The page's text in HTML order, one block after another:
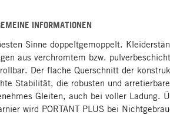
INFORMATIONEN
Sinne doppeltgemoppelt.
aus verchromtem bzw.
Der flache Querschnitt der
Stabilität, die robusten und
Gleiten, auch bei voller Ladung.
wird PORTANT PLUS bei